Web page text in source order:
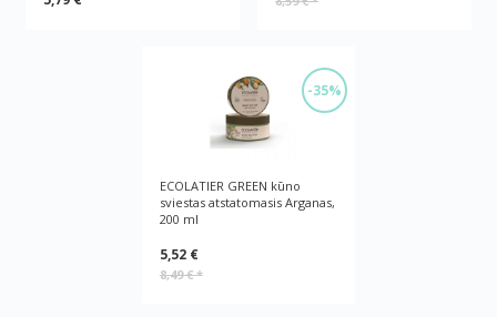
-35%
ECOLATIER GREEN kūno
sviestas atstatomasis Arganas,
200 ml
5,52 €
8,49 €*